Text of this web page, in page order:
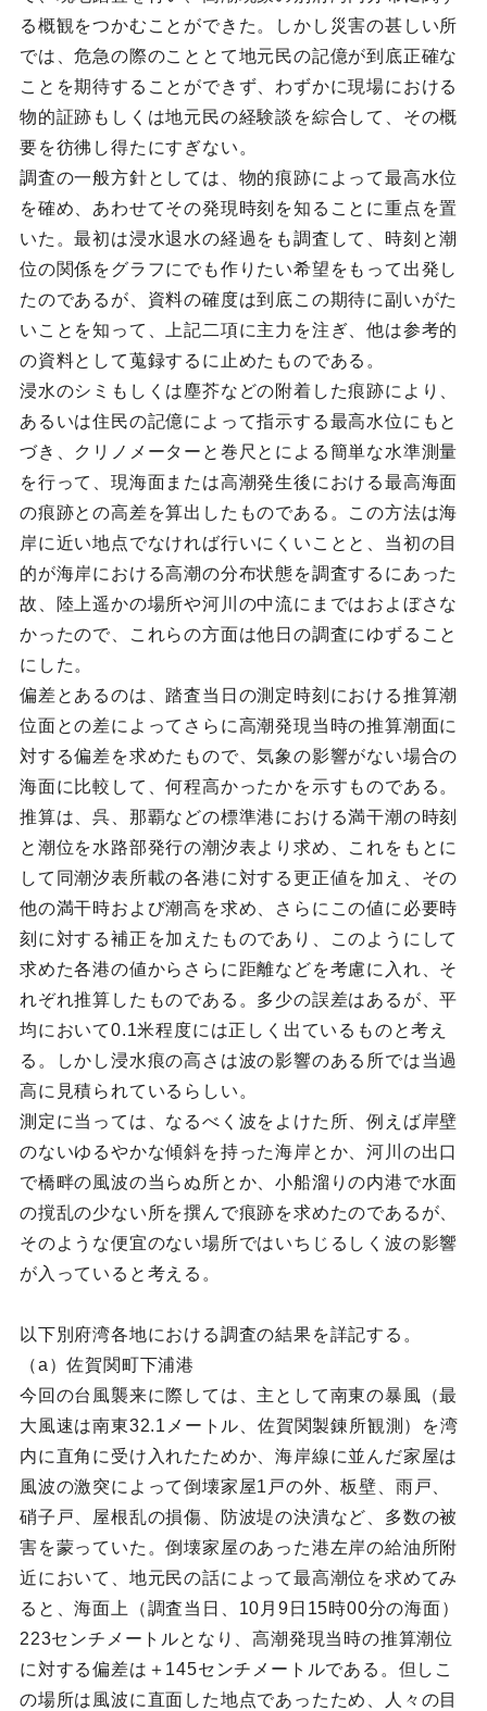
る概観をつかむことができた。しかし災害の甚しい所
では、危急の際のこととて地元民の記億が到底正確な
ことを期待することができず、わずかに現場における
物的証跡もしくは地元民の経験談を綜合して、その概
要を彷彿し得たにすぎない。
調査の一般方針としては、物的痕跡によって最高水位
を確め、あわせてその発現時刻を知ることに重点を置
いた。最初は浸水退水の経過をも調査して、時刻と潮
位の関係をグラフにでも作りたい希望をもって出発し
たのであるが、資料の確度は到底この期待に副いがた
いことを知って、上記二項に主力を注ぎ、他は参考的
の資料として蒐録するに止めたものである。
浸水のシミもしくは塵芥などの附着した痕跡により、
あるいは住民の記億によって指示する最高水位にもと
づき、クリノメーターと巻尺とによる簡単な水準測量
を行って、現海面または高潮発生後における最高海面
の痕跡との高差を算出したものである。この方法は海
岸に近い地点でなければ行いにくいことと、当初の目
的が海岸における高潮の分布状態を調査するにあった
故、陸上遥かの場所や河川の中流にまではおよぼさな
かったので、これらの方面は他日の調査にゆずること
にした。
偏差とあるのは、踏査当日の測定時刻における推算潮
位面との差によってさらに高潮発現当時の推算潮面に
対する偏差を求めたもので、気象の影響がない場合の
海面に比較して、何程高かったかを示すものである。
推算は、呉、那覇などの標準港における満干潮の時刻
と潮位を水路部発行の潮汐表より求め、これをもとに
して同潮汐表所載の各港に対する更正値を加え、その
他の満干時および潮高を求め、さらにこの値に必要時
刻に対する補正を加えたものであり、このようにして
求めた各港の値からさらに距離などを考慮に入れ、そ
れぞれ推算したものである。多少の誤差はあるが、平
均において0.1米程度には正しく出ているものと考え
る。しかし浸水痕の高さは波の影響のある所では当過
高に見積られているらしい。
測定に当っては、なるべく波をよけた所、例えば岸壁
のないゆるやかな傾斜を持った海岸とか、河川の出口
で橋畔の風波の当らぬ所とか、小船溜りの内港で水面
の撹乱の少ない所を撰んで痕跡を求めたのであるが、
そのような便宜のない場所ではいちじるしく波の影響
が入っていると考える。
以下別府湾各地における調査の結果を詳記する。
（a）佐賀関町下浦港
今回の台風襲来に際しては、主として南東の暴風（最
大風速は南東32.1メートル、佐賀関製錬所観測）を湾
内に直角に受け入れたためか、海岸線に並んだ家屋は
風波の激突によって倒壊家屋1戸の外、板壁、雨戸、
硝子戸、屋根乱の損傷、防波堤の決潰など、多数の被
害を蒙っていた。倒壊家屋のあった港左岸の給油所附
近において、地元民の話によって最高潮位を求めてみ
ると、海面上（調査当日、10月9日15時00分の海面）
223センチメートルとなり、高潮発現当時の推算潮位
に対する偏差は＋145センチメートルである。但しこ
の場所は風波に直面した地点であったため、人々の目